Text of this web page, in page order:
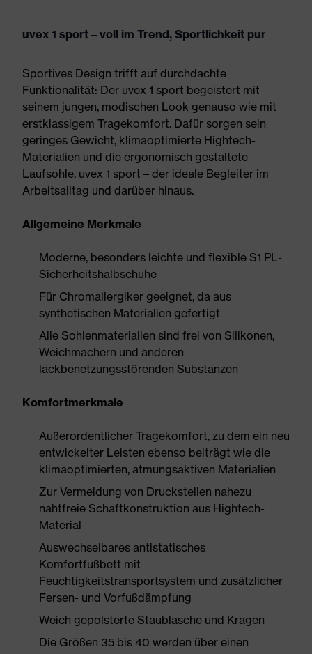
uvex 1 sport – voll im Trend, Sportlichkeit pur
Sportives Design trifft auf durchdachte
Funktionalität: Der uvex 1 sport begeistert mit
seinem jungen, modischen Look genauso wie mit
erstklassigem Tragekomfort. Dafür sorgen sein
geringes Gewicht, klimaoptimierte Hightech-
Materialien und die ergonomisch gestaltete
Laufsohle. uvex 1 sport – der ideale Begleiter im
Arbeitsalltag und darüber hinaus.
Allgemeine Merkmale
Moderne, besonders leichte und flexible S1 PL-
Sicherheitshalbschuhe
Für Chromallergiker geeignet, da aus
synthetischen Materialien gefertigt
Alle Sohlenmaterialien sind frei von Silikonen,
Weichmachern und anderen
lackbenetzungsstörenden Substanzen
Komfortmerkmale
Außerordentlicher Tragekomfort, zu dem ein neu
entwickelter Leisten ebenso beiträgt wie die
klimaoptimierten, atmungsaktiven Materialien
Zur Vermeidung von Druckstellen nahezu
nahtfreie Schaftkonstruktion aus Hightech-
Material
Auswechselbares antistatisches
Komfortfußbett mit
Feuchtigkeitstransportsystem und zusätzlicher
Fersen- und Vorfußdämpfung
Weich gepolsterte Staublasche und Kragen
Die Größen 35 bis 40 werden über einen